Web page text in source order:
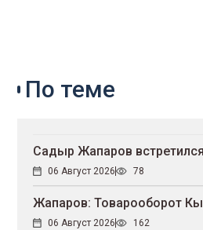
По теме
Садыр Жапаров
06 Август 2026 78
Жапаров: Товарооборот
06 Август 2026 162